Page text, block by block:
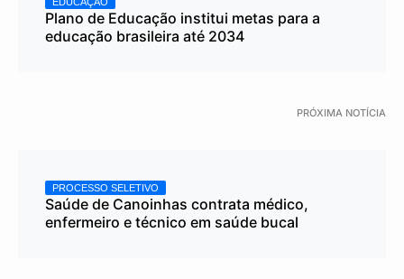
EDUCAÇÃO
Plano de Educação institui metas para a
educação brasileira até 2034
PRÓXIMA NOTÍCIA
PROCESSO SELETIVO
Saúde de Canoinhas contrata médico,
enfermeiro e técnico em saúde bucal